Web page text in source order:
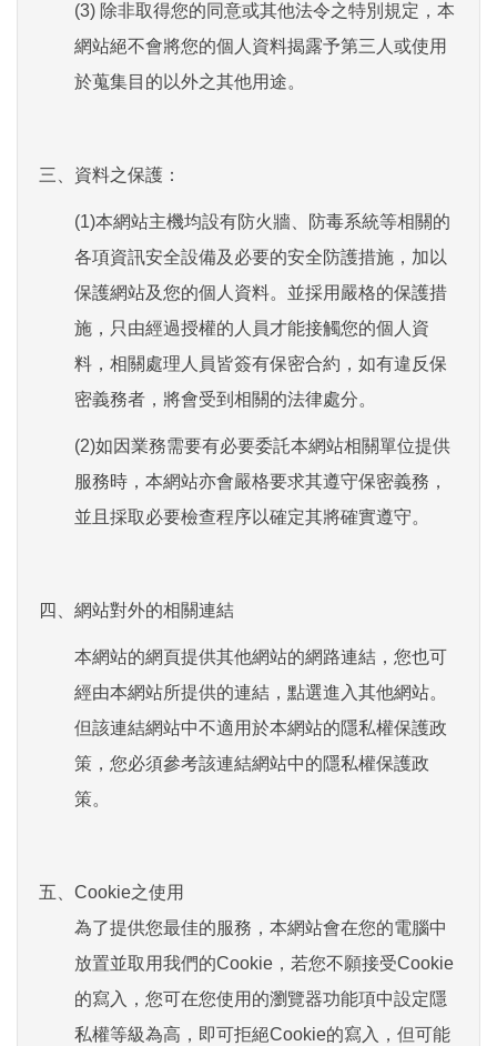
(3) 除非取得您的同意或其他法令之特別規定，本
網站絕不會將您的個人資料揭露予第三人或使用
於蒐集目的以外之其他用途。
三、 資料之保護：
(1)本網站主機均設有防火牆、防毒系統等相關的
各項資訊安全設備及必要的安全防護措施，加以
保護網站及您的個人資料。並採用嚴格的保護措
施，只由經過授權的人員才能接觸您的個人資
料，相關處理人員皆簽有保密合約，如有違反保
密義務者，將會受到相關的法律處分。
(2)如因業務需要有必要委託本網站相關單位提供
服務時，本網站亦會嚴格要求其遵守保密義務，
並且採取必要檢查程序以確定其將確實遵守。
四、 網站對外的相關連結
本網站的網頁提供其他網站的網路連結，您也可
經由本網站所提供的連結，點選進入其他網站。
但該連結網站中不適用於本網站的隱私權保護政
策，您必須參考該連結網站中的隱私權保護政
策。
五、 Cookie之使用
為了提供您最佳的服務，本網站會在您的電腦中
放置並取用我們的Cookie，若您不願接受Cookie
的寫入，您可在您使用的瀏覽器功能項中設定隱
私權等級為高，即可拒絕Cookie的寫入，但可能